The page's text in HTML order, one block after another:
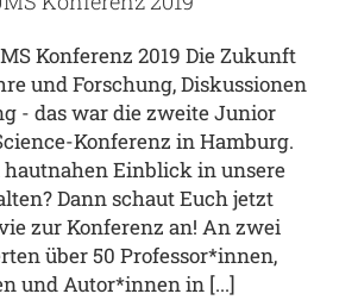
Konferenz 2019 Die Zukunft
und Forschung, Diskussionen
- das war die zweite Junior
Konferenz in Hamburg.
Einblick in unsere
Dann schaut Euch jetzt
zur Konferenz an! An zwei
über 50 Professor*innen,
und Autor*innen in [...]